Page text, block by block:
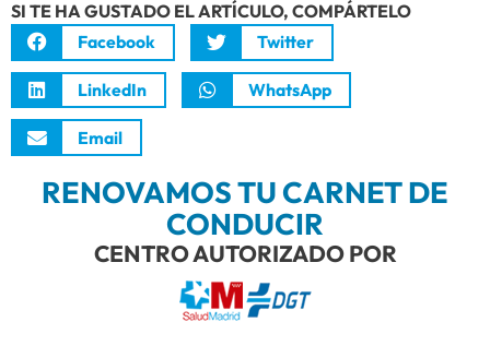
SI TE HA GUSTADO EL ARTÍCULO, COMPÁRTELO
Facebook
Twitter
LinkedIn WhatsApp
Email
RENOVAMOS TU CARNET DE
CONDUCIR
CENTRO AUTORIZADO POR